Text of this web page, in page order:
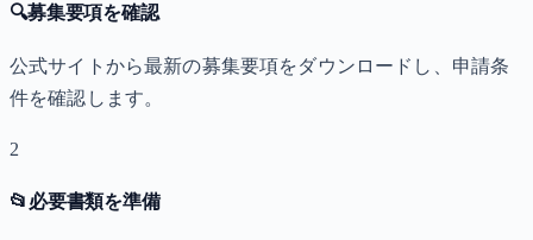
🔍募集要項を確認
公式サイトから最新の募集要項をダウンロードし、申請条
件を確認します。
2
📂 必要書類を準備